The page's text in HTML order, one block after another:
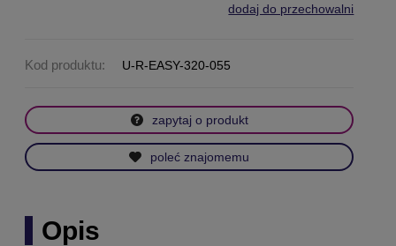
dodaj do przechowalni
Kod produktu: U-R-EASY-320-055
zapytaj o produkt
poleć znajomemu
Opis